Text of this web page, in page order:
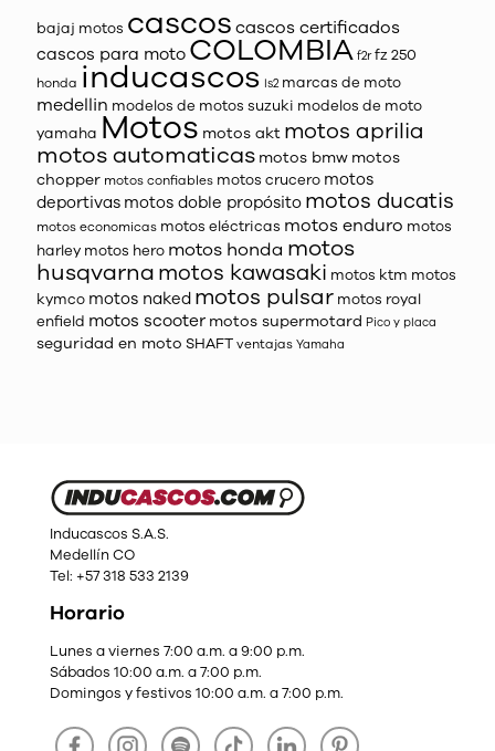
bajaj motos cascoscascos certificados
cascos para moto COLOMBIA f2r fz 250
honda inducascos ls2 marcas de moto
medellin modelos de motos suzuki modelos de moto
yamaha Motos motos akt motos aprilia
motos automaticas motos bmw motos
chopper motos confiables motos crucero motos
deportivas motos doble propósito motos ducatis
motos economicas motos eléctricas motos enduro motos
harley motos hero motos honda motos
husqvarnamotos kawasaki motos ktm motos
kymco motos naked motos pulsar motos royal
enfield motos scooter motos supermotard Pico y placa
seguridad en moto SHAFTventajas Yamaha
Inducascos S.A.S.
Medellín CO
Tel: +57 318 533 2139
Horario
Lunes a viernes 7:00 a.m. a 9:00 p.m.
Sábados 10:00 a.m. a 7:00 p.m.
Domingos y festivos 10:00 a.m. a 7:00 p.m.